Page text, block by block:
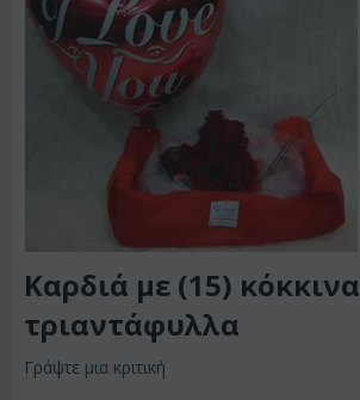
Καρδιά με (15) κόκκινα
τριαντάφυλλα
Γράψτε μια κριτική